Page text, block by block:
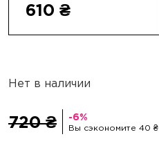
Нет в наличии
720 ₴ Вы сэкономите 40 ₴
610 ₴